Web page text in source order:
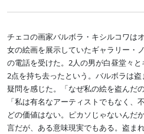
チェコの画家バルボラ・キシルコワは
女の絵画を展示していたギャラリー・
の電話を受けた。2人の男が白昼堂々
2点を持ち去ったという。バルボラは
疑問を感じた。「なぜ私の絵を盗んだ
「私は有名なアーティストでもなく、
どの価値はない。ピカソじゃないんだ
言だが、ある意味現実でもある。盗ま